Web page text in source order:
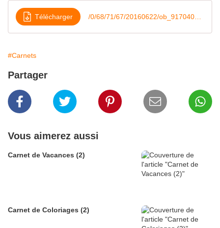
Télécharger
#Carnets
Partager
Vous aimerez aussi
Carnet de Vacances (2)
Carnet de Coloriages (2)